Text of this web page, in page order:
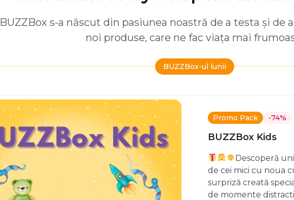
BUZZBox s-a născut din pasiunea noastră de a testa și de
noi produse, care ne fac viața mai
BUZZBox-ul lunii
Promo Pack -74%
BUZZBox Kids
Descoperă
de cei mici cu noua
surpriză creată
de momente